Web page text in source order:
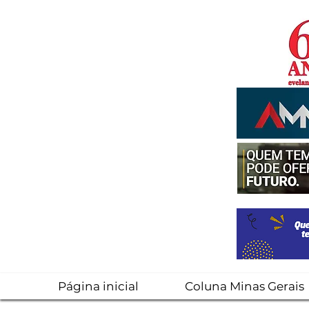
Página inicial Coluna Minas Gerais